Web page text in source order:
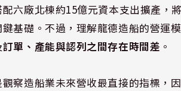
六廠北棟約15億元資本支出擴產，
基礎。不過，理解龍德造船的營運
訂單、產能與認列之間存在時間差 。
察造船業未來營收最直接的指標，